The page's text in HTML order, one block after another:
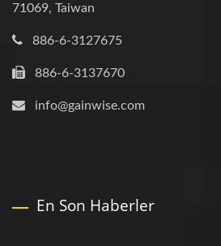
71069, Taiwan
886-6-3127675
886-6-3137670
info@gainwise.com
En Son Haberler